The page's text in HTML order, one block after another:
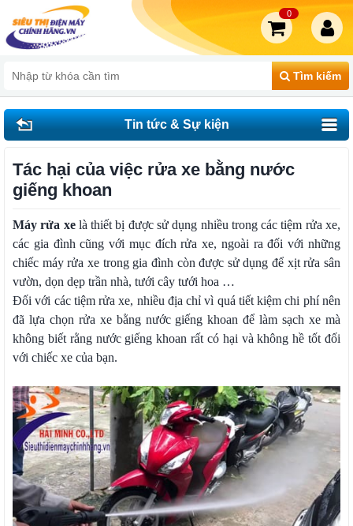
Tìm kiếm
0
Tin tức & Sự kiện
Tác hại của việc rửa xe bằng nước
giếng khoan
Máy rửa xelà thiết bị được sử dụng nhiều trong các tiệm rửa xe,
các gia đình cũng với mục đích rửa xe, ngoài ra đối với những
chiếc máy rửa xe trong gia đình còn được sử dụng để xịt rửa sân
vườn, dọn dẹp trần nhà, tưới cây tưới hoa …
Đối với các tiệm rửa xe, nhiều địa chỉ vì quá tiết kiệm chi phí nên
đã lựa chọn rửa xe bằng nước giếng khoan để làm sạch xe mà
không biết rằng nước giếng khoan rất có hại và không hề tốt đối
với chiếc xe của bạn.